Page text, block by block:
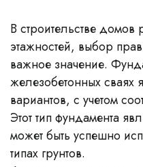
В строительстве домов
этажностей, выбор
важное значение.
железобетонных сваях
вариантов, с учетом
Этот тип фундамента
может быть успешно
типах грунтов.